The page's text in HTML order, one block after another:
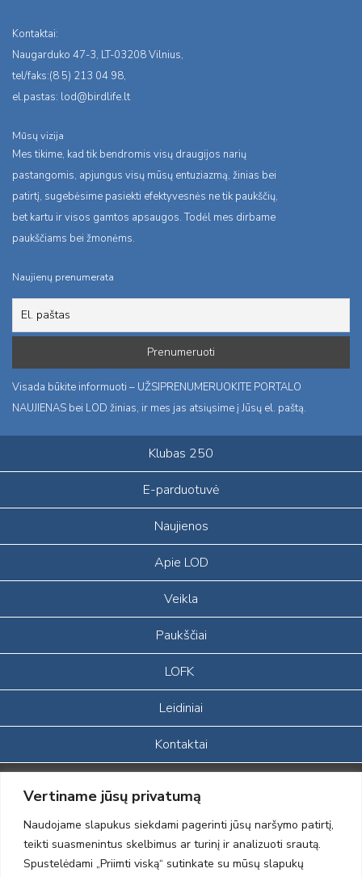
Vertiname jūsų privatumą
Naudojame slapukus siekdami pagerinti jūsų naršymo patirtį,
teikti suasmenintus skelbimus ar turinį ir analizuoti srautą.
Spustelėdami „Priimti viską“ sutinkate su mūsų slapukų
Kontaktai:
Naugarduko 47-3, LT-03208 Vilnius,
tel/faks:(8 5) 213 04 98,
el.pastas: lod@birdlife.lt
Mūsų vizija
Mes tikime, kad tik bendromis visų draugijos narių
pastangomis, apjungus visų mūsų entuziazmą, žinias bei
patirtį, sugebėsime pasiekti efektyvesnės ne tik paukščių,
bet kartu ir visos gamtos apsaugos. Todėl mes dirbame
paukščiams bei žmonėms.
Naujienų prenumerata
Visada būkite informuoti – UŽSIPRENUMERUOKITE PORTALO
NAUJIENAS bei LOD žinias, ir mes jas atsiųsime į Jūsų el. paštą.
Klubas 250
E-parduotuvė
Naujienos
Apie LOD
Veikla
Paukščiai
LOFK
Leidiniai
Kontaktai
Portalas sukurtas įgyvendinant Lietuvos Respublikos, Europos
ekonominės erdvės ir Norvegijos finansinių mechanizmų iš dalies
finansuojamą paprojektį
„LOD visuomeninės /gamtosauginės veiklos sustiprinimas ir įvaizdžio
formavimas įtraukiant visuomenę į aplinkosauginių tyrimų veiklą“
(paprojekčio